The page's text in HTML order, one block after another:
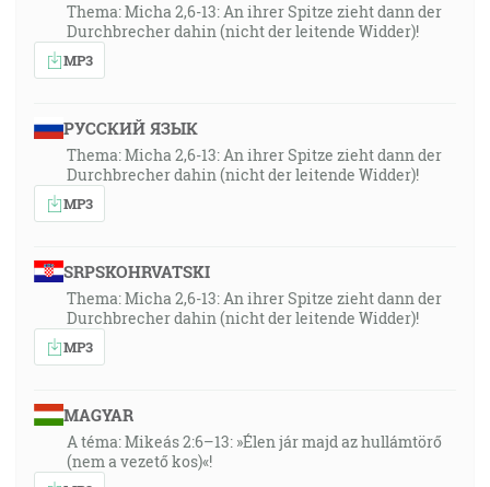
Thema: Micha 2,6-13: An ihrer Spitze zieht dann der
Durchbrecher dahin (nicht der leitende Widder)!
MP3
РУССКИЙ ЯЗЫК
Thema: Micha 2,6-13: An ihrer Spitze zieht dann der
Durchbrecher dahin (nicht der leitende Widder)!
MP3
SRPSKOHRVATSKI
Thema: Micha 2,6-13: An ihrer Spitze zieht dann der
Durchbrecher dahin (nicht der leitende Widder)!
MP3
MAGYAR
A téma: Mikeás 2:6–13: »Élen jár majd az hullámtörő
(nem a vezető kos)«!